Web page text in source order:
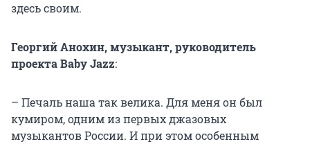
здесь своим.
Георгий Анохин, музыкант, руководитель
проекта Baby Jazz:
– Печаль наша так велика. Для меня он был
кумиром, одним из первых джазовых
музыкантов России. И при этом особенным